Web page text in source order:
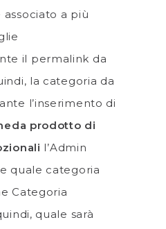
a più
il permalink da
la categoria da
l’inserimento di
prodotto di
l’Admin
quale categoria
Categoria
quale sarà